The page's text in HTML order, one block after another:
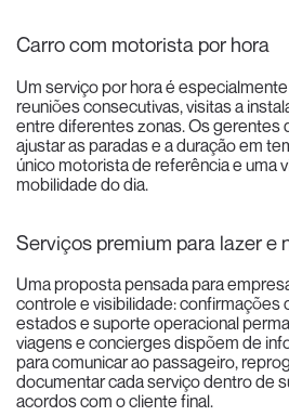
Carro com motorista por hora
Um serviço por hora é
reuniões consecutivas, visitas a
entre diferentes zonas. Os gerentes
ajustar as paradas e a duração em
único motorista de referência e uma
mobilidade do dia.
Serviços premium para lazer e
Uma proposta pensada para
controle e visibilidade: confirmações
estados e suporte operacional
viagens e concierges dispõem de
para comunicar ao passageiro,
documentar cada serviço dentro de
acordos com o cliente final.